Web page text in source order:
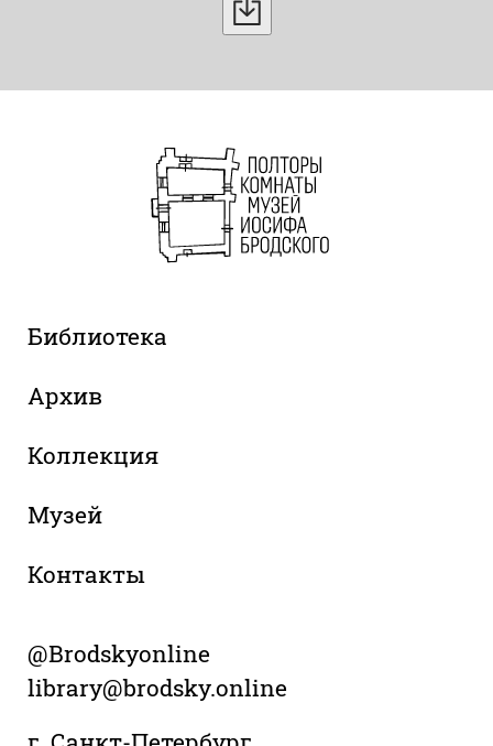
Библиотека
Архив
Коллекция
Музей
Контакты
@Brodskyonline
library@brodsky.online